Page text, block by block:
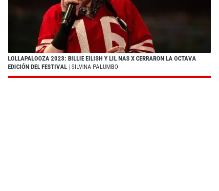
LOLLAPALOOZA 2023: BILLIE EILISH Y LIL NAS X CERRARON LA OCTAVA
EDICIÓN DEL FESTIVAL | SILVINA PALUMBO